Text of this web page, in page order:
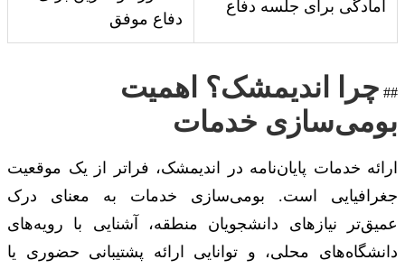
آمادگی برای جلسه دفاع
دفاع موفق
## چرا اندیمشک؟ اهمیت
بومی‌سازی خدمات
ارائه خدمات پایان‌نامه در اندیمشک، فراتر از یک موقعیت
جغرافیایی است. بومی‌سازی خدمات به معنای درک
عمیق‌تر نیازهای دانشجویان منطقه، آشنایی با رویه‌های
دانشگاه‌های محلی، و توانایی ارائه پشتیبانی حضوری یا